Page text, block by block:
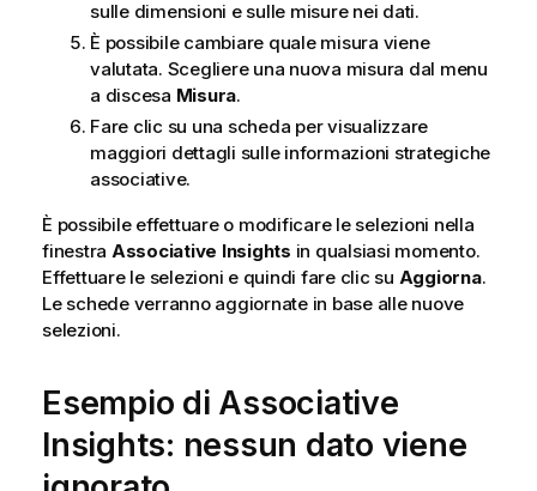
sulle dimensioni e sulle misure nei dati.
È possibile cambiare quale misura viene
valutata. Scegliere una nuova misura dal menu
a discesa Misura.
Fare clic su una scheda per visualizzare
maggiori dettagli sulle informazioni strategiche
associative.
È possibile effettuare o modificare le selezioni nella
finestra Associative Insights in qualsiasi momento.
Effettuare le selezioni e quindi fare clic su Aggiorna.
Le schede verranno aggiornate in base alle nuove
selezioni.
Esempio di Associative
Insights: nessun dato viene